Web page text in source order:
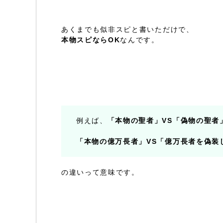
あくまでも似非スピと書いただけで、
本物スピならOKなんです。
例えば、 「本物の聖者」VS「偽物の聖者
「本物の億万長者」VS「億万長者を偽装
の違いって意味です。